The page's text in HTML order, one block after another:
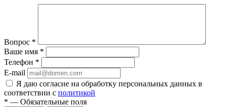
Вопрос *
Ваше имя *
Телефон *
E-mail
Я даю согласие на обработку персональных данных в
соответствии с политикой
* — Обязательные поля